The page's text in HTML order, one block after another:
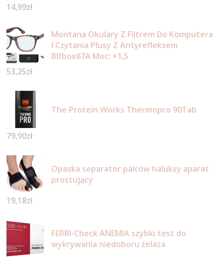
14,99zł
Montana Okulary Z Filtrem Do Komputera
I Czytania Plusy Z Antyrefleksem
Blfbox67A Moc: +1,5
53,25zł
The Protein Works Thermopro 90Tab
79,90zł
Opaska separator palców haluksy aparat
prostujący
19,18zł
FERRI-Check ANEMIA szybki test do
wykrywania niedoboru żelaza